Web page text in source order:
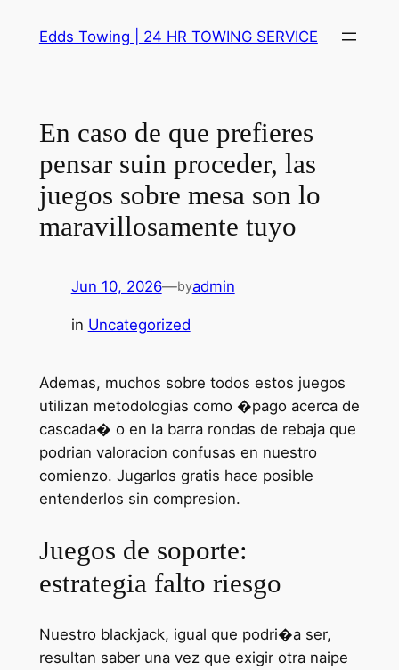
Edds Towing | 24 HR TOWING SERVICE
En caso de que prefieres
pensar suin proceder, las
juegos sobre mesa son lo
maravillosamente tuyo
Jun 10, 2026—byadmin
in Uncategorized
Ademas, muchos sobre todos estos juegos
utilizan metodologias como �pago acerca de
cascada� o en la barra rondas de rebaja que
podrian valoracion confusas en nuestro
comienzo. Jugarlos gratis hace posible
entenderlos sin compresion.
Juegos de soporte:
estrategia falto riesgo
Nuestro blackjack, igual que podri�a ser,
resultan saber una vez que exigir otra naipe